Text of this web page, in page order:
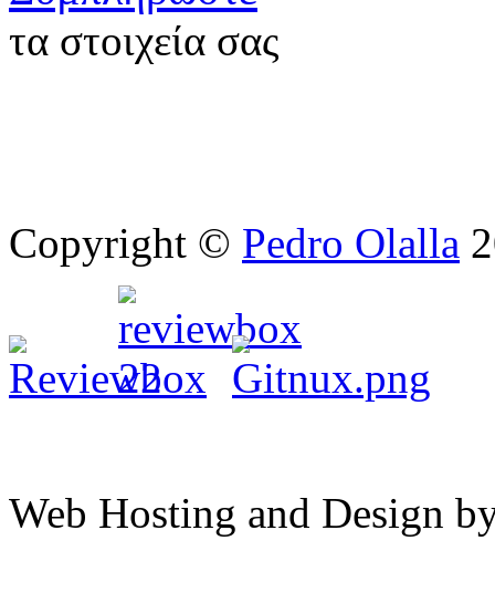
τα στοιχεία σας
Copyright © Pedro Olalla
Web Hosting and Design